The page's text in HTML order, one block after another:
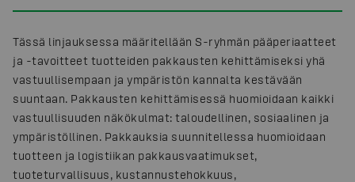
Tässä linjauksessa määritellään S-ryhmän pääperiaatteet
ja -tavoitteet tuotteiden pakkausten kehittämiseksi yhä
vastuullisempaan ja ympäristön kannalta kestävään
suuntaan. Pakkausten kehittämisessä huomioidaan kaikki
vastuullisuuden näkökulmat: taloudellinen, sosiaalinen ja
ympäristöllinen. Pakkauksia suunnitellessa huomioidaan
tuotteen ja logistiikan pakkausvaatimukset,
tuoteturvallisuus, kustannustehokkuus,